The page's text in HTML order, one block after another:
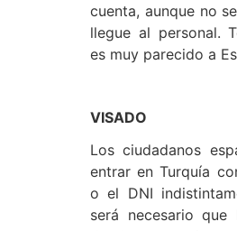
cuenta, aunque no
llegue al personal.
es muy parecido a
VISADO
Los ciudadanos
entrar en Turquía
o el DNI
será necesario que